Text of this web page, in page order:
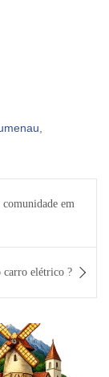
,
comunidade em
carro elétrico ?